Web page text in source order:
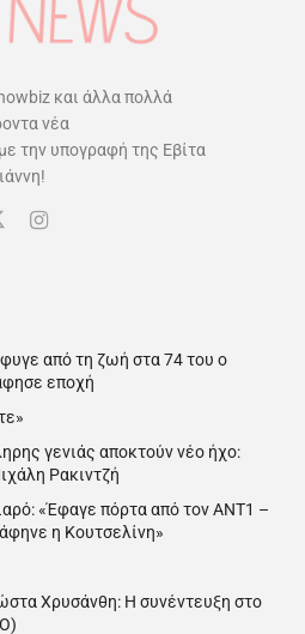
και άλλα πολλά
νέα
την υπογραφή της Εβίτα
από τη ζωή στα 74 του ο
εποχή
γενιάς αποκτούν νέο ήχο:
Ρακιντζή
«Έφαγε πόρτα από τον ΑΝΤ1 –
η Κουτσελίνη»
Χρυσάνθη: Η συνέντευξη στο